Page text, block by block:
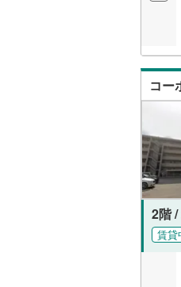
コー
2階
賃貸